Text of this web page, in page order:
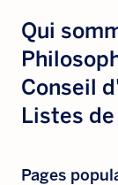
Qui
Conseil
Listes
Pages